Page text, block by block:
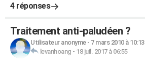
4 réponses
Traitement anti-paludéen ?
Utilisateur anonyme- 7 mars 2010 à 10:13
levanhoang - 18 juil. 2017 à 06:55